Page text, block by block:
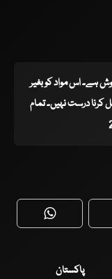
ہے۔ اس مواد کو بغیر
درست نہیں۔ تمام
WhatsApp
پاکستان